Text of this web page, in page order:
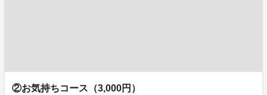
②お気持ちコース（3,000円）